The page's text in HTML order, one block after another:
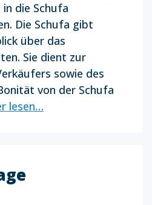
die Schufa
Die Schufa gibt
über das
Sie dient zur
sowie des
von der Schufa
lesen…